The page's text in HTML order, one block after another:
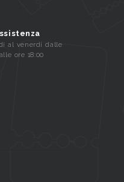
al venerdi dalle
ore 18:00